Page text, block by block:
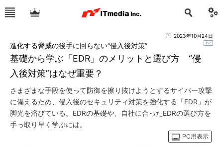
2023年10月24日
基礎から学ぶ「EDR」のメリットと選び方 “侵
入後対策”はなぜ重要？
進化する脅威の後手に回らない“侵入後対策”
さまざまな手段を使って防御を擦り抜けようとするサイバー攻撃
に備えるため、侵入後のセキュリティ対策を強化する「EDR」が
脚光を浴びている。EDRの基礎や、自社に合ったEDRの選び方を
手っ取り早く学ぶには。
PC用表示